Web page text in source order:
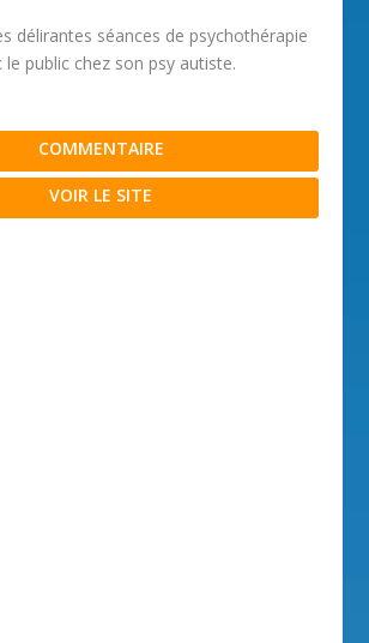
délirantes séances de psychothérapie
le public chez son psy autiste.
COMMENTAIRE
VOIR LE SITE